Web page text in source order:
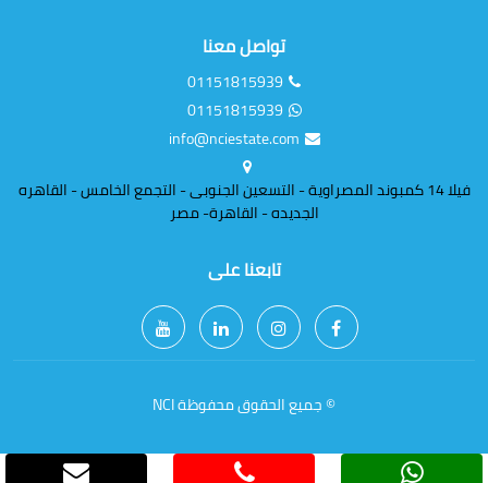
تواصل معنا
01151815939
01151815939
info@nciestate.com
فيلا 14 كمبوند المصراوية - التسعين الجنوبى - التجمع الخامس - القاهره
الجديده - القاهرة- مصر
تابعنا على
© جميع الحقوق محفوظة NCI